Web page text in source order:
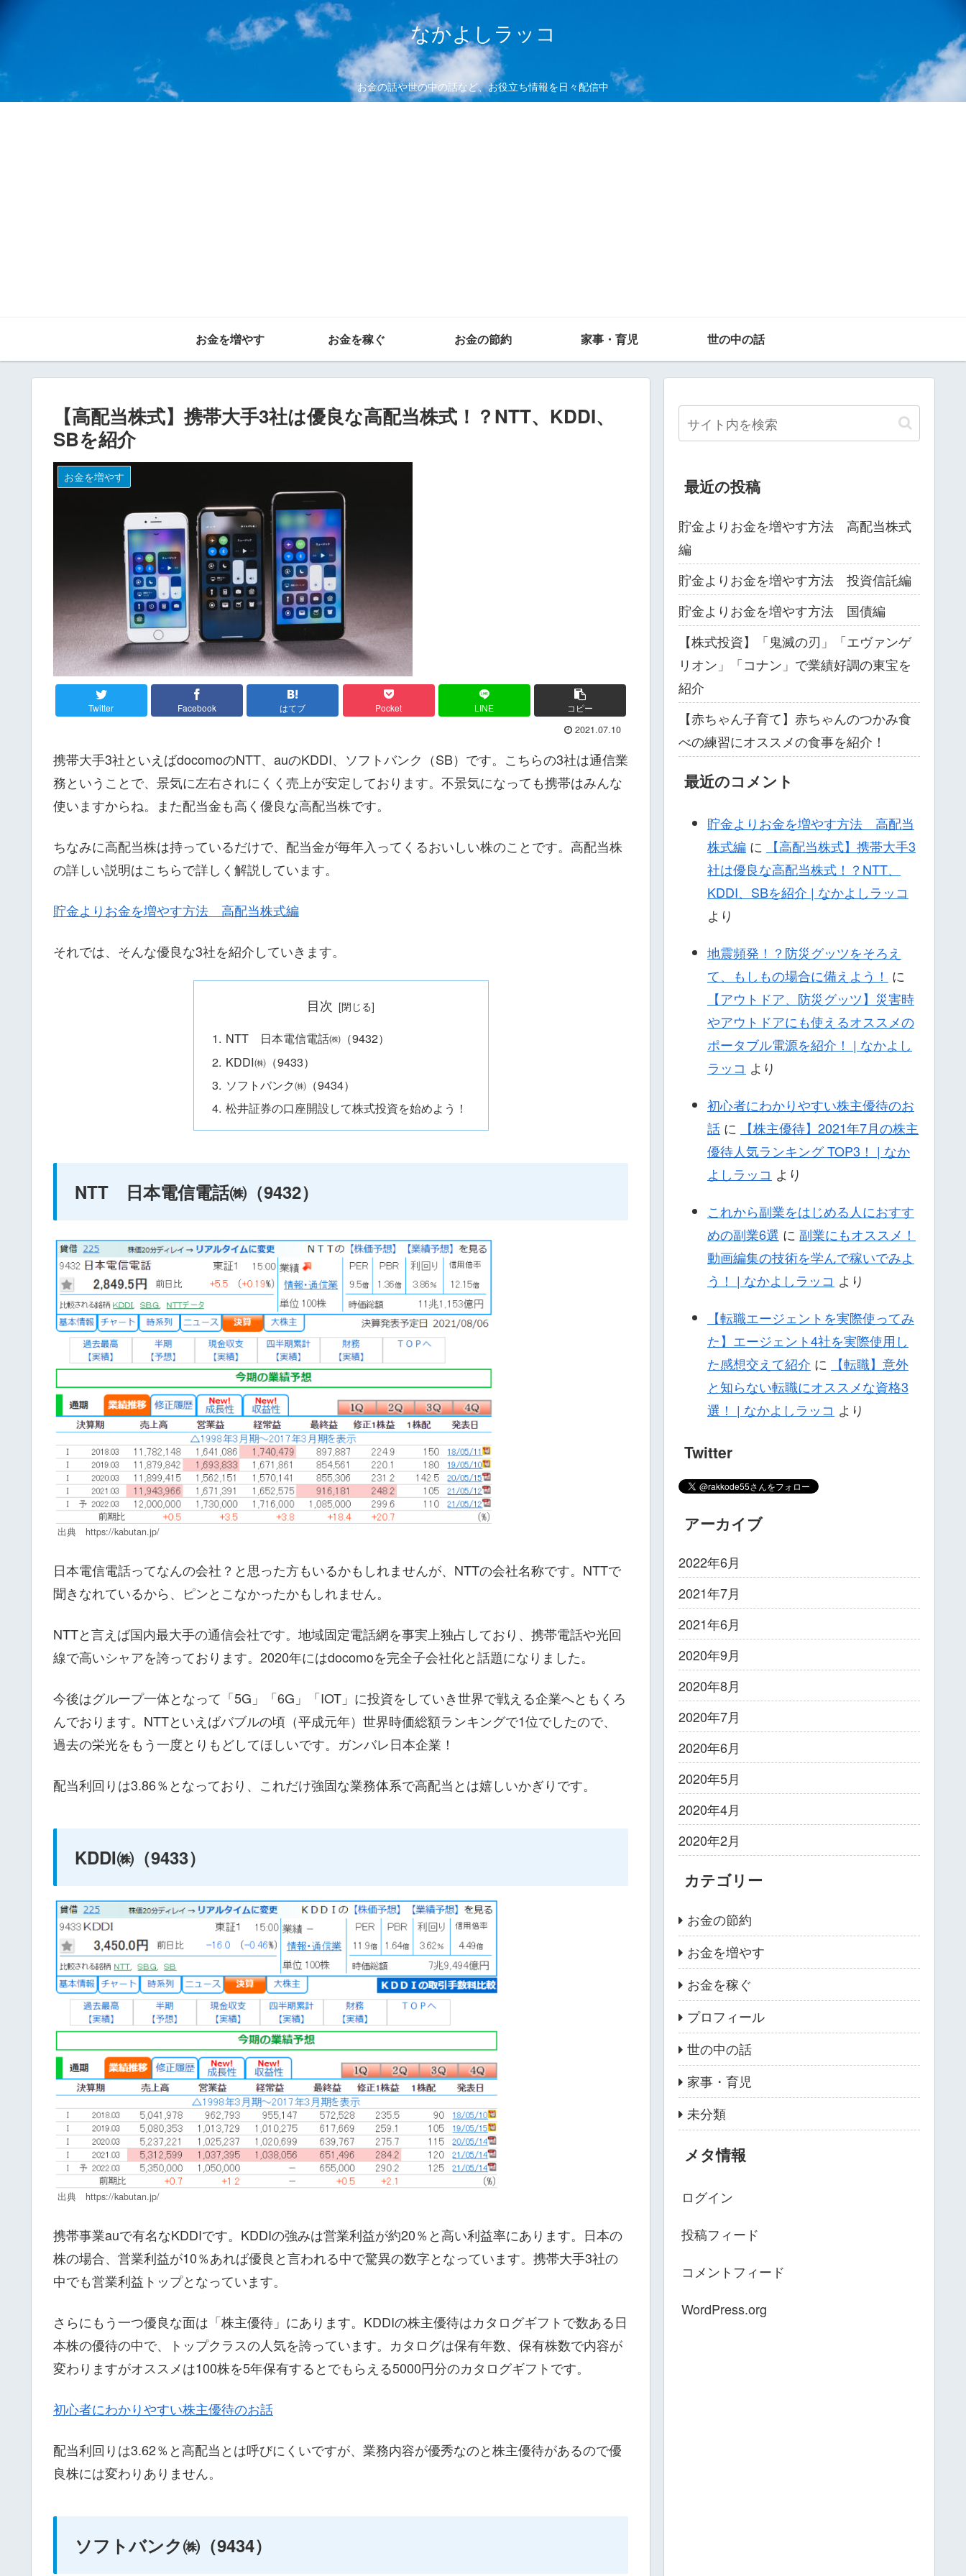
なかよしラッコ
お金の話や世の中の話など、お役立ち情報を日々配信中
お金を増やす お金を稼ぐ お金の節約 家事・育児 世の中の話
【高配当株式】携帯大手3社は優良な高配当株式！？NTT、KDDI、
SBを紹介
お金を増やす
Twitter Facebook はてブ Pocket LINE コピー
2021.07.10
携帯大手3社といえばdocomoのNTT、auのKDDI、ソフトバンク（SB）です。こちらの3社は通信業
務ということで、景気に左右されにくく売上が安定しております。不景気になっても携帯はみんな
使いますからね。また配当金も高く優良な高配当株です。
ちなみに高配当株は持っているだけで、配当金が毎年入ってくるおいしい株のことです。高配当株
の詳しい説明はこちらで詳しく解説しています。
貯金よりお金を増やす方法 高配当株式編
それでは、そんな優良な3社を紹介していきます。
目次
NTT 日本電信電話㈱（9432）
KDDI㈱（9433）
ソフトバンク㈱（9434）
松井証券の口座開設して株式投資を始めよう！
NTT 日本電信電話㈱（9432）
出典 https://kabutan.jp/
日本電信電話ってなんの会社？と思った方もいるかもしれませんが、NTTの会社名称です。NTTで
聞きなれているから、ピンとこなかったかもしれません。
NTTと言えば国内最大手の通信会社です。地域固定電話網を事実上独占しており、携帯電話や光回
線で高いシャアを誇っております。2020年にはdocomoを完全子会社化と話題になりました。
今後はグループ一体となって「5G」「6G」「IOT」に投資をしていき世界で戦える企業へともくろ
んでおります。NTTといえばバブルの頃（平成元年）世界時価総額ランキングで1位でしたので、
過去の栄光をもう一度とりもどしてほしいです。ガンバレ日本企業！
配当利回りは3.86％となっており、これだけ強固な業務体系で高配当とは嬉しいかぎりです。
KDDI㈱（9433）
出典 https://kabutan.jp/
携帯事業auで有名なKDDIです。KDDIの強みは営業利益が約20％と高い利益率にあります。日本の
株の場合、営業利益が10％あれば優良と言われる中で驚異の数字となっています。携帯大手3社の
中でも営業利益トップとなっています。
さらにもう一つ優良な面は「株主優待」にあります。KDDIの株主優待はカタログギフトで数ある日
本株の優待の中で、トップクラスの人気を誇っています。カタログは保有年数、保有株数で内容が
変わりますがオススメは100株を5年保有するとでもらえる5000円分のカタログギフトです。
初心者にわかりやすい株主優待のお話
配当利回りは3.62％と高配当とは呼びにくいですが、業務内容が優秀なのと株主優待があるので優
良株には変わりありません。
ソフトバンク㈱（9434）
最近の投稿
貯金よりお金を増やす方法 高配当株式
編
貯金よりお金を増やす方法 投資信託編
貯金よりお金を増やす方法 国債編
【株式投資】「鬼滅の刃」「エヴァンゲ
リオン」「コナン」で業績好調の東宝を
紹介
【赤ちゃん子育て】赤ちゃんのつかみ食
べの練習にオススメの食事を紹介！
最近のコメント
貯金よりお金を増やす方法 高配当
株式編 に
【高配当株式】携帯大手3
社は優良な高配当株式！？NTT、
KDDI、SBを紹介 | なかよしラッコ
より
地震頻発！？防災グッツをそろえ
て、もしもの場合に備えよう！ に
【アウトドア、防災グッツ】災害時
やアウトドアにも使えるオススメの
ポータブル電源を紹介！ | なかよし
ラッコ より
初心者にわかりやすい株主優待のお
話 に
【株主優待】2021年7月の株主
優待人気ランキング TOP3！ | なか
よしラッコ より
これから副業をはじめる人におすす
めの副業6選 に 副業にもオススメ！
動画編集の技術を学んで稼いでみよ
う！ | なかよしラッコ より
【転職エージェントを実際使ってみ
た】エージェント4社を実際使用し
た感想交えて紹介 に
【転職】意外
と知らない転職にオススメな資格3
選！ | なかよしラッコ より
Twitter
アーカイブ
2022年6月
2021年7月
2021年6月
2020年9月
2020年8月
2020年7月
2020年6月
2020年5月
2020年4月
2020年2月
カテゴリー
お金の節約
お金を増やす
お金を稼ぐ
プロフィール
世の中の話
家事・育児
未分類
メタ情報
ログイン
投稿フィード
コメントフィード
WordPress.org